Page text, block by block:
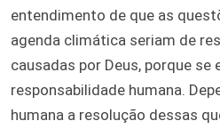
entendimento de que as
agenda climática seriam de
causadas por Deus, porque se
responsabilidade humana.
humana a resolução dessas